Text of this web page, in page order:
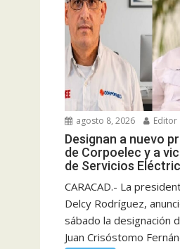
agosto 8, 2026 Editor
Designan a nuevo
de Corpoelec y a
de Servicios
CARACAD.- La
Delcy Rodríguez,
sábado la designación
Juan Crisóstomo